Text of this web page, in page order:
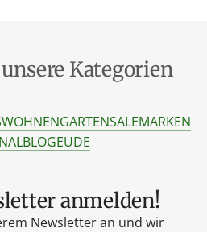
unsere Kategorien
WOHNENGARTENSALEMARKEN
BLOGEUDE
anmelden!
Newsletter an und wir